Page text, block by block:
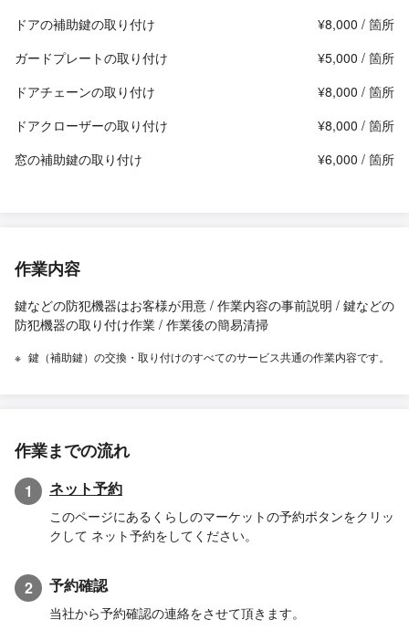
ドアの補助鍵の取り付け
¥8,000 / 箇所
ガードプレートの取り付け
¥5,000 / 箇所
ドアチェーンの取り付け
¥8,000 / 箇所
ドアクローザーの取り付け
¥8,000 / 箇所
窓の補助鍵の取り付け
¥6,000 / 箇所
作業内容
鍵などの防犯機器はお客様が用意 / 作業内容の事前説明 / 鍵などの
防犯機器の取り付け作業 / 作業後の簡易清掃
鍵（補助鍵）の交換・取り付けのすべてのサービス共通の作業内容です。
作業までの流れ
1 ネット予約
このページにあるくらしのマーケットの予約ボタンをクリッ
クして ネット予約をしてください。
2 予約確認
当社から予約確認の連絡をさせて頂きます。